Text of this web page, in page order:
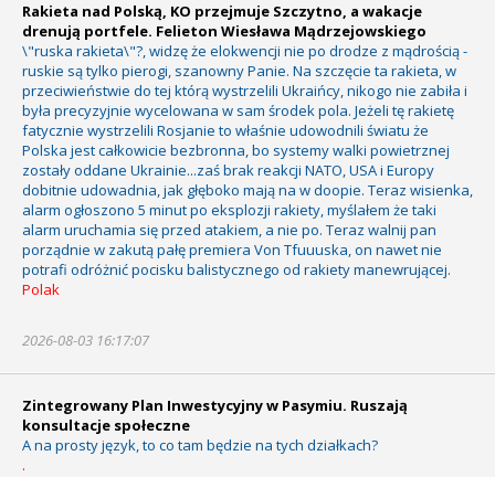
Rakieta nad Polską, KO przejmuje Szczytno, a wakacje
drenują portfele. Felieton Wiesława Mądrzejowskiego
\"ruska rakieta\"?, widzę że elokwencji nie po drodze z mądrością -
ruskie są tylko pierogi, szanowny Panie. Na szczęcie ta rakieta, w
przeciwieństwie do tej którą wystrzelili Ukraińcy, nikogo nie zabiła i
była precyzyjnie wycelowana w sam środek pola. Jeżeli tę rakietę
fatycznie wystrzelili Rosjanie to właśnie udowodnili światu że
Polska jest całkowicie bezbronna, bo systemy walki powietrznej
zostały oddane Ukrainie...zaś brak reakcji NATO, USA i Europy
dobitnie udowadnia, jak głęboko mają na w doopie. Teraz wisienka,
alarm ogłoszono 5 minut po eksplozji rakiety, myślałem że taki
alarm uruchamia się przed atakiem, a nie po. Teraz walnij pan
porządnie w zakutą pałę premiera Von Tfuuuska, on nawet nie
potrafi odróżnić pocisku balistycznego od rakiety manewrującej.
Polak
2026-08-03 16:17:07
Zintegrowany Plan Inwestycyjny w Pasymiu. Ruszają
konsultacje społeczne
A na prosty język, to co tam będzie na tych działkach?
.